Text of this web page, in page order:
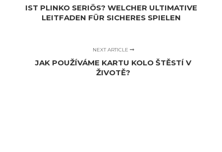
IST PLINKO SERIÖS? WELCHER ULTIMATIVE
LEITFADEN FÜR SICHERES SPIELEN
NEXT ARTICLE
JAK POUŽÍVÁME KARTU KOLO ŠTĚSTÍ V
ŽIVOTĚ?